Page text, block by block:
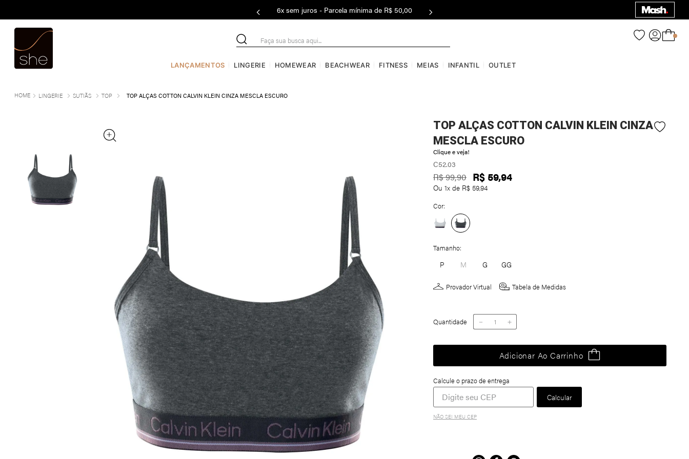
6x sem juros - Parcela mínima de R$ 50,00
Faça sua busca aqui...
LANÇAMENTOS LINGERIE HOMEWEAR BEACHWEAR FITNESS MEIAS INFANTIL OUTLET
0
LINGERIE SUTIÃS TOP TOP ALÇAS COTTON CALVIN KLEIN CINZA MESCLA ESCURO
TOP ALÇAS COTTON CALVIN KLEIN CINZA
MESCLA ESCURO
Clique e veja!
C52.03
R$99,90 R$ 59,94
Ou 1x de R$ 59,94
Cor:
Tamanho
G GG
M
P
Provador Virtual Tabela de Medidas
Quantidade ＋
－
Adicionar Ao Carrinho
NÃO SEI MEU CEP
TERMOS MAIS BUSCADOS
COSTURA
2º INFANTIL
3º FIO DENTAL
BASICO
BIQUÍNI
MACAQUINHO